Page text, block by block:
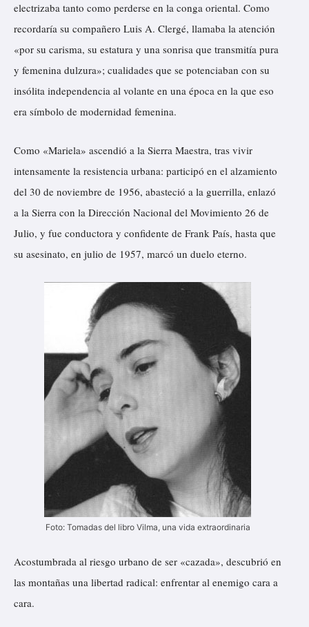
electrizaba tanto como perderse en la conga oriental. Como
recordaría su compañero Luis A. Clergé, llamaba la atención
«por su carisma, su estatura y una sonrisa que transmitía pura
y femenina dulzura»; cualidades que se potenciaban con su
insólita independencia al volante en una época en la que eso
era símbolo de modernidad femenina.
Como «Mariela» ascendió a la Sierra Maestra, tras vivir
intensamente la resistencia urbana: participó en el alzamiento
del 30 de noviembre de 1956, abasteció a la guerrilla, enlazó
a la Sierra con la Dirección Nacional del Movimiento 26 de
Julio, y fue conductora y confidente de Frank País, hasta que
su asesinato, en julio de 1957, marcó un duelo eterno.
Foto: Tomadas del libro Vilma, una vida extraordinaria
Acostumbrada al riesgo urbano de ser «cazada», descubrió en
las montañas una libertad radical: enfrentar al enemigo cara a
cara.